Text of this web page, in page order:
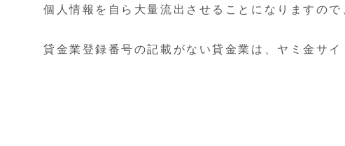
個人情報を自ら大量流出させることになりますの
貸金業登録番号の記載がない貸金業は、ヤミ金サ